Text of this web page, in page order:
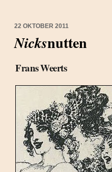
22 OKTOBER 2011
Nicksnutten
Frans Weerts